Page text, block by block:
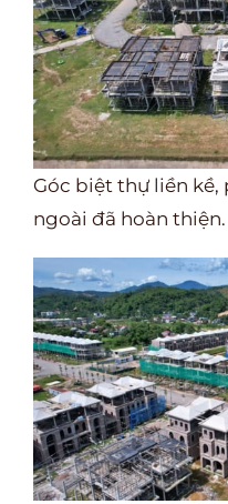
Góc biệt thự liền
ngoài đã hoàn thiện.